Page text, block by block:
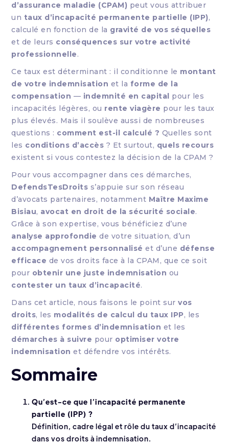
d’assurance maladie (CPAM) peut vous attribuer
un taux d’incapacité permanente partielle (IPP),
calculé en fonction de la gravité de vos séquelles
et de leurs conséquences sur votre activité
professionnelle.
Ce taux est déterminant : il conditionne le montant
de votre indemnisation et la forme de la
compensation — indemnité en capital pour les
incapacités légères, ou rente viagère pour les taux
plus élevés. Mais il soulève aussi de nombreuses
questions : comment est-il calculé ? Quelles sont
les conditions d’accès ? Et surtout, quels recours
existent si vous contestez la décision de la CPAM ?
Pour vous accompagner dans ces démarches,
DefendsTesDroits s’appuie sur son réseau
d’avocats partenaires, notamment Maître Maxime
Bisiau, avocat en droit de la sécurité sociale.
Grâce à son expertise, vous bénéficiez d’une
analyse approfondie de votre situation, d’un
accompagnement personnalisé et d’une défense
efficace de vos droits face à la CPAM, que ce soit
pour obtenir une juste indemnisation ou
contester un taux d’incapacité.
Dans cet article, nous faisons le point survos
droits, les modalités de calcul du taux IPP, les
différentes formes d’indemnisation et les
démarches à suivre pour optimiser votre
indemnisation et défendre vos intérêts.
Sommaire
Qu’est-ce que l’incapacité permanente
partielle (IPP) ?
Définition, cadre légal et rôle du taux d’incapacité
dans vos droits à indemnisation.